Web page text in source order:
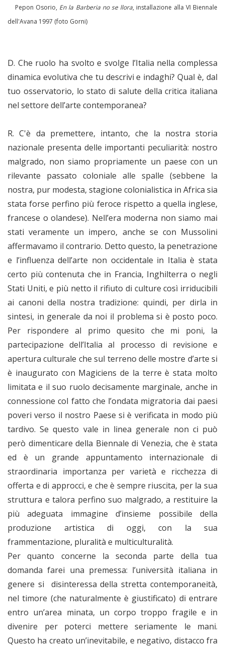
Pepon Osorio, En la Barberia no se llora, installazione alla VI Biennale
dell'Avana 1997 (foto Gorni)
D. Che ruolo ha svolto e svolge l’Italia nella complessa
dinamica evolutiva che tu descrivi e indaghi? Qual è, dal
tuo osservatorio, lo stato di salute della critica italiana
nel settore dell’arte contemporanea?
R. C'è da premettere, intanto, che la nostra storia
nazionale presenta delle importanti peculiarità: nostro
malgrado, non siamo propriamente un paese con un
rilevante passato coloniale alle spalle (sebbene la
nostra, pur modesta, stagione colonialistica in Africa sia
stata forse perfino più feroce rispetto a quella inglese,
francese o olandese). Nell’era moderna non siamo mai
stati veramente un impero, anche se con Mussolini
affermavamo il contrario. Detto questo, la penetrazione
e l’influenza dell’arte non occidentale in Italia è stata
certo più contenuta che in Francia, Inghilterra o negli
Stati Uniti, e più netto il rifiuto di culture così irriducibili
ai canoni della nostra tradizione: quindi, per dirla in
sintesi, in generale da noi il problema si è posto poco.
Per rispondere al primo quesito che mi poni, la
partecipazione dell’Italia al processo di revisione e
apertura culturale che sul terreno delle mostre d’arte si
è inaugurato con Magiciens de la terre è stata molto
limitata e il suo ruolo decisamente marginale, anche in
connessione col fatto che l’ondata migratoria dai paesi
poveri verso il nostro Paese si è verificata in modo più
tardivo. Se questo vale in linea generale non ci può
però dimenticare della Biennale di Venezia, che è stata
ed è un grande appuntamento internazionale di
straordinaria importanza per varietà e ricchezza di
offerta e di approcci, e che è sempre riuscita, per la sua
struttura e talora perfino suo malgrado, a restituire la
più adeguata immagine d’insieme possibile della
produzione artistica di oggi, con la sua
frammentazione, pluralità e multiculturalità.
Per quanto concerne la seconda parte della tua
domanda farei una premessa: l’università italiana in
genere si disinteressa della stretta contemporaneità,
nel timore (che naturalmente è giustificato) di entrare
entro un’area minata, un corpo troppo fragile e in
divenire per poterci mettere seriamente le mani.
Questo ha creato un’inevitabile, e negativo, distacco fra